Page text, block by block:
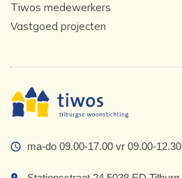
Tiwos medewerkers
Vastgoed projecten
ma-do 09.00-17.00 vr 09.00-12.30